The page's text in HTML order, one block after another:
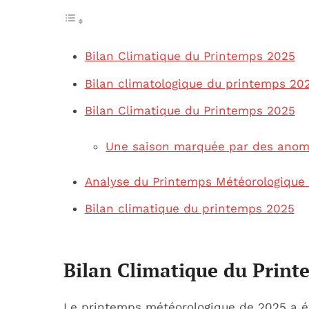
Bilan Climatique du Printemps 2025
Bilan climatologique du printemps
Bilan Climatique du Printemps 2025
Une saison marquée par des
Analyse du Printemps Météorologique
Bilan climatique du printemps 2025
Bilan Climatique du